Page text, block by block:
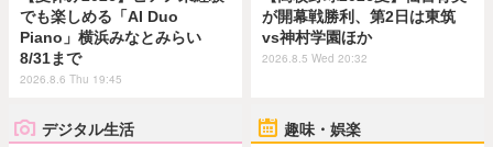
でも楽しめる「AI Duo
Piano」横浜みなとみらい
8/31まで
2026.8.6 Thu 19:45
が開幕戦勝利、第2日は東筑
vs神村学園ほか
2026.8.5 Wed 20:32
デジタル生活 趣味・娯楽